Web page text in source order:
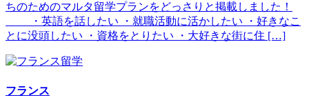
ちのためのマルタ留学プランをどっさりと掲載しました！
・英語を話したい ・就職活動に活かしたい ・好きなこ
とに没頭したい ・資格をとりたい ・大好きな街に住 […]
フランス